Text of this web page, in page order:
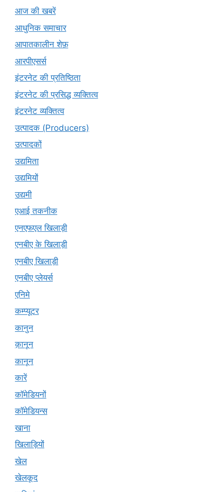
आज की खबरें
आधुनिक समाचार
आपातकालीन शेफ़
आरपीएसर्स
इंटरनेट की प्रतिष्ठिता
इंटरनेट की प्रसिद्ध व्यक्तित्व
इंटरनेट व्यक्तित्व
उत्पादक (Producers)
उत्पादकों
उद्यमिता
उद्यमियों
उद्यमी
एआई तकनीक
एनएफएल खिलाड़ी
एनबीए के खिलाड़ी
एनबीए खिलाड़ी
एनबीए प्लेयर्स
एनिमे
कम्प्यूटर
कानुन
क़ानून
कानून
कारें
कॉमेडियनों
कॉमेडियन्स
खाना
खिलाड़ियों
खेल
खेलकूद